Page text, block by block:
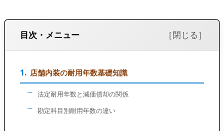
目次・メニュー
店舗内装の耐用年数基礎知識
法定耐用年数と減価償却の関係
勘定科目別耐用年数の違い